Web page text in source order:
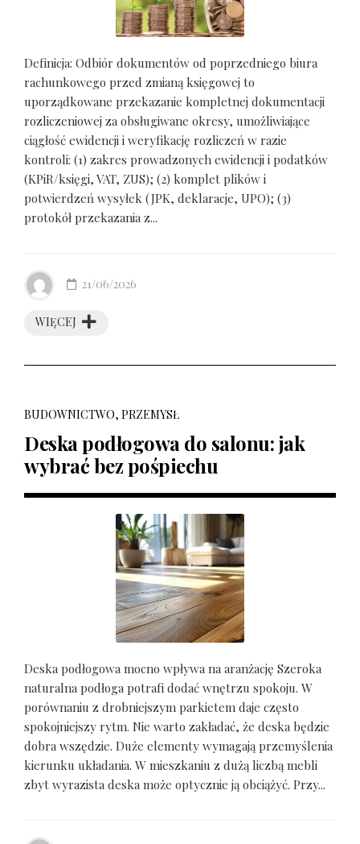
Definicja: Odbiór dokumentów od poprzedniego biura
rachunkowego przed zmianą księgowej to
uporządkowane przekazanie kompletnej dokumentacji
rozliczeniowej za obsługiwane okresy, umożliwiające
ciągłość ewidencji i weryfikację rozliczeń w razie
kontroli: (1) zakres prowadzonych ewidencji i podatków
(KPiR/księgi, VAT, ZUS); (2) komplet plików i
potwierdzeń wysyłek (JPK, deklaracje, UPO); (3)
protokół przekazania z...
WIĘCEJ
21/06/2026
BUDOWNICTWO, PRZEMYSŁ
Deska podłogowa do salonu: jak
wybrać bez pośpiechu
Deska podłogowa mocno wpływa na aranżację Szeroka
naturalna podłoga potrafi dodać wnętrzu spokoju. W
porównaniu z drobniejszym parkietem daje często
spokojniejszy rytm. Nie warto zakładać, że deska będzie
dobra wszędzie. Duże elementy wymagają przemyślenia
kierunku układania. W mieszkaniu z dużą liczbą mebli
zbyt wyrazista deska może optycznie ją obciążyć. Przy...